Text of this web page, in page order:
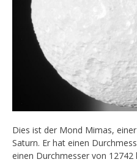
Dies ist der Mond Mimas,
Saturn. Er hat einen
einen Durchmesser von 12742